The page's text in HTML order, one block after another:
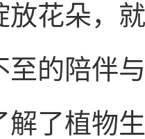
放花朵，
至的陪伴
解了植物